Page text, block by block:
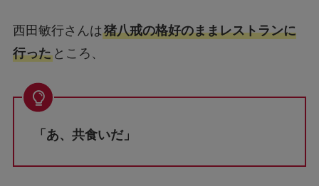
西田敏行さんは猪八戒の格好のままレストランに
行ったところ、
「あ、共食いだ」